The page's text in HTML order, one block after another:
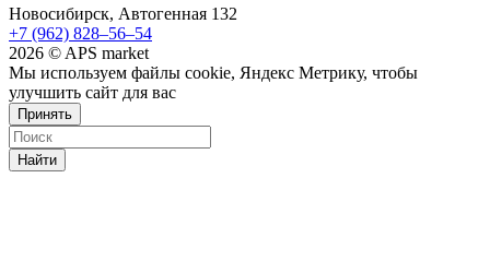
Новосибирск, Автогенная 132
+7 (962) 828‒56‒54
2026 © APS market
Мы используем файлы cookie, Яндекс Метрику, чтобы
улучшить сайт для вас
Принять
Найти